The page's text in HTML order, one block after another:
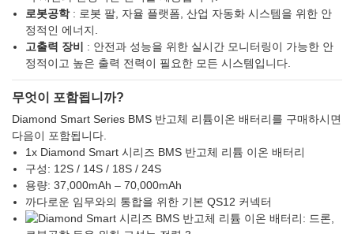
로봇공학: 로봇 팔, 자율 플랫폼, 산업 자동화 시스템을 위한 안
정적인 에너지.
고출력 장비
: 안전과 성능을 위한 실시간 모니터링이 가능한 안
정적이고 높은 출력 전력이 필요한 모든 시스템입니다.
무엇이 포함됩니까?
Diamond Smart Series BMS 반고체 리튬이온 배터리를 구매하시면
다음이 포함됩니다.
1x Diamond Smart 시리즈 BMS 반고체 리튬 이온 배터리
구성: 12S / 14S / 18S / 24S
용량: 37,000mAh – 70,000mAh
까다로운 임무와의 통합을 위한 기본 QS12 커넥터